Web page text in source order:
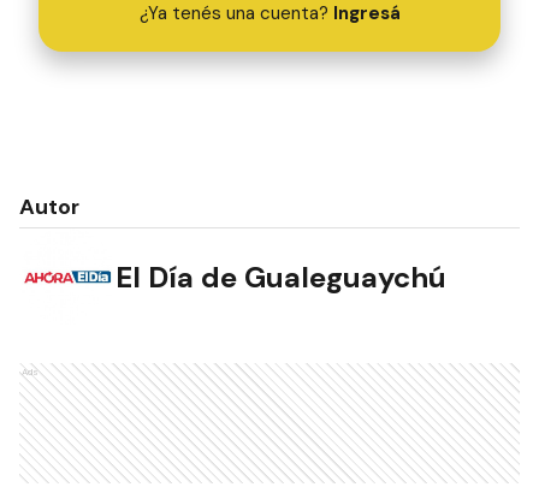
¿Ya tenés una cuenta? Ingresá
Autor
El Día de Gualeguaychú
Ads